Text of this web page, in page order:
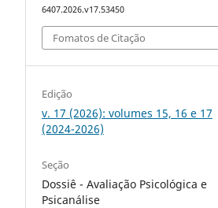
6407.2026.v17.53450
Fomatos de Citação
Edição
v. 17 (2026): volumes 15, 16 e 17
(2024-2026)
Seção
Dossiê - Avaliação Psicológica e
Psicanálise